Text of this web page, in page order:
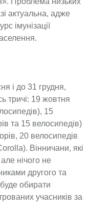
актуальна, адже
імунізації
і до 31 грудня,
тричі: 19 жовтня
15
та 15 велосипедів)
20 велосипедів
Вінничани, які
нічого не
другого та
обирати
учасників за